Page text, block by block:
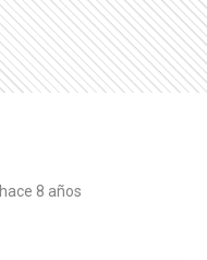
8 años